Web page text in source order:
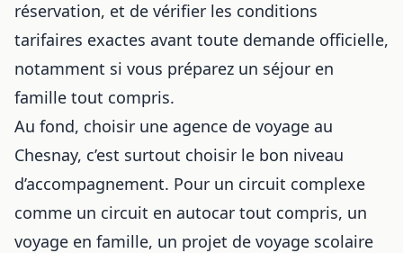
réservation, et de vérifier les conditions
tarifaires exactes avant toute demande officielle,
notamment si vous préparez un séjour en
famille tout compris.
Au fond, choisir une agence de voyage au
Chesnay, c’est surtout choisir le bon niveau
d’accompagnement. Pour un circuit complexe
comme un circuit en autocar tout compris, un
voyage en famille, un projet de voyage scolaire